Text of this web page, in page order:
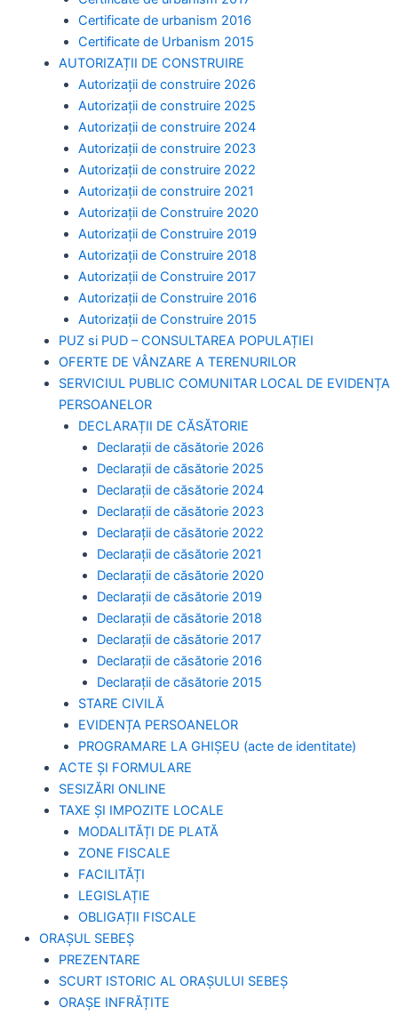
Certificate de urbanism 2016
Certificate de Urbanism 2015
AUTORIZAȚII DE CONSTRUIRE
Autorizații de construire 2026
Autorizații de construire 2025
Autorizații de construire 2024
Autorizații de construire 2023
Autorizații de construire 2022
Autorizații de construire 2021
Autorizații de Construire 2020
Autorizații de Construire 2019
Autorizaţii de Construire 2018
Autorizaţii de Construire 2017
Autorizaţii de Construire 2016
Autorizaţii de Construire 2015
PUZ si PUD – CONSULTAREA POPULAȚIEI
OFERTE DE VÂNZARE A TERENURILOR
SERVICIUL PUBLIC COMUNITAR LOCAL DE EVIDENȚA
PERSOANELOR
DECLARAȚII DE CĂSĂTORIE
Declarații de căsătorie 2026
Declarații de căsătorie 2025
Declarații de căsătorie 2024
Declarații de căsătorie 2023
Declarații de căsătorie 2022
Declarații de căsătorie 2021
Declarații de căsătorie 2020
Declarații de căsătorie 2019
Declarații de căsătorie 2018
Declarații de căsătorie 2017
Declarații de căsătorie 2016
Declarații de căsătorie 2015
STARE CIVILĂ
EVIDENȚA PERSOANELOR
PROGRAMARE LA GHIȘEU (acte de identitate)
ACTE ȘI FORMULARE
SESIZĂRI ONLINE
TAXE ȘI IMPOZITE LOCALE
MODALITĂȚI DE PLATĂ
ZONE FISCALE
FACILITĂȚI
LEGISLAȚIE
OBLIGAȚII FISCALE
ORAȘUL SEBEȘ
PREZENTARE
SCURT ISTORIC AL ORAȘULUI SEBEȘ
ORAȘE INFRĂȚITE